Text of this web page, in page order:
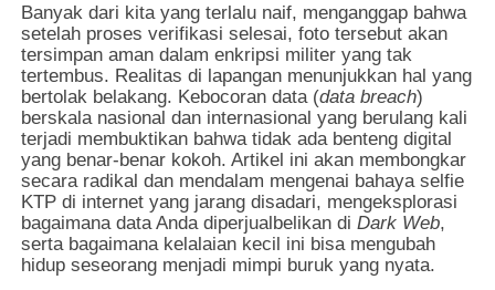
Banyak dari kita yang terlalu naif, menganggap bahwa
setelah proses verifikasi selesai, foto tersebut akan
tersimpan aman dalam enkripsi militer yang tak
tertembus. Realitas di lapangan menunjukkan hal yang
bertolak belakang. Kebocoran data (data breach)
berskala nasional dan internasional yang berulang kali
terjadi membuktikan bahwa tidak ada benteng digital
yang benar-benar kokoh. Artikel ini akan membongkar
secara radikal dan mendalam mengenai bahaya selfie
KTP di internet yang jarang disadari, mengeksplorasi
bagaimana data Anda diperjualbelikan diDark Web,
serta bagaimana kelalaian kecil ini bisa mengubah
hidup seseorang menjadi mimpi buruk yang nyata.